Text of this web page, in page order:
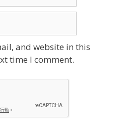
and website in this
time I comment.